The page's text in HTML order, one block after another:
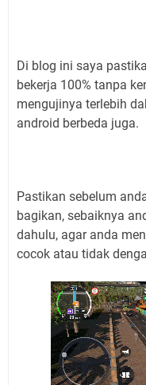
Di blog ini saya
bekerja 100% tanpa
mengujinya terlebih
android berbeda juga.
Pastikan sebelum
bagikan, sebaiknya
dahulu, agar anda
cocok atau tidak